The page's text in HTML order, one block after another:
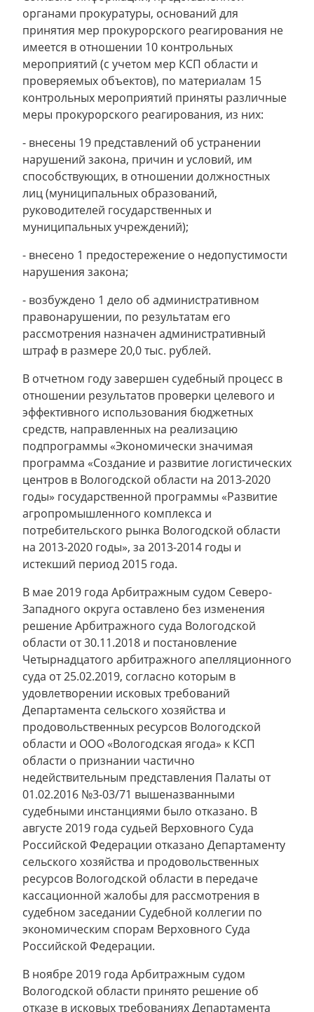
органами прокуратуры, оснований для
принятия мер прокурорского реагирования не
имеется в отношении 10 контрольных
мероприятий (с учетом мер КСП области и
проверяемых объектов), по материалам 15
контрольных мероприятий приняты различные
меры прокурорского реагирования, из них:
- внесены 19 представлений об устранении
нарушений закона, причин и условий, им
способствующих, в отношении должностных
лиц (муниципальных образований,
руководителей государственных и
муниципальных учреждений);
- внесено 1 предостережение о недопустимости
нарушения закона;
- возбуждено 1 дело об административном
правонарушении, по результатам его
рассмотрения назначен административный
штраф в размере 20,0 тыс. рублей.
В отчетном году завершен судебный процесс в
отношении результатов проверки целевого и
эффективного использования бюджетных
средств, направленных на реализацию
подпрограммы «Экономически значимая
программа «Создание и развитие логистических
центров в Вологодской области на 2013-2020
годы» государственной программы «Развитие
агропромышленного комплекса и
потребительского рынка Вологодской области
на 2013-2020 годы», за 2013-2014 годы и
истекший период 2015 года.
В мае 2019 года Арбитражным судом Северо-
Западного округа оставлено без изменения
решение Арбитражного суда Вологодской
области от 30.11.2018 и постановление
Четырнадцатого арбитражного апелляционного
суда от 25.02.2019, согласно которым в
удовлетворении исковых требований
Департамента сельского хозяйства и
продовольственных ресурсов Вологодской
области и ООО «Вологодская ягода» к КСП
области о признании частично
недействительным представления Палаты от
01.02.2016 №3-03/71 вышеназванными
судебными инстанциями было отказано. В
августе 2019 года судьей Верховного Суда
Российской Федерации отказано Департаменту
сельского хозяйства и продовольственных
ресурсов Вологодской области в передаче
кассационной жалобы для рассмотрения в
судебном заседании Судебной коллегии по
экономическим спорам Верховного Суда
Российской Федерации.
В ноябре 2019 года Арбитражным судом
Вологодской области принято решение об
отказе в исковых требованиях Департамента